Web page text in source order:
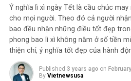
Ý nghĩa lì xì ngày Tết là cầu chúc
cho mọi người. Theo đó cả người
bao đều nhận những điều tốt đẹp
phong bao lì xì không nằm ở số tiền
thiện chí, ý nghĩa tốt đẹp của hành
Published 3 years ago on
By Vietnewsusa